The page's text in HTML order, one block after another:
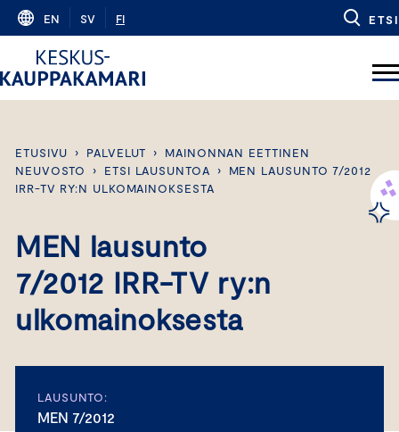
Skip
content
EN SV FI ETSI
ETUSIVU › PALVELUT ›
MAINONNAN EETTINEN
NEUVOSTO
› ETSI LAUSUNTOA ›
MEN LAUSUNTO 7/2012
IRR-TV RY:N ULKOMAINOKSESTA
MEN lausunto
7/2012 IRR-TV ry:n
ulkomainoksesta
LAUSUNTO:
MEN 7/2012